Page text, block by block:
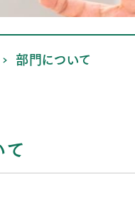
部門について
て